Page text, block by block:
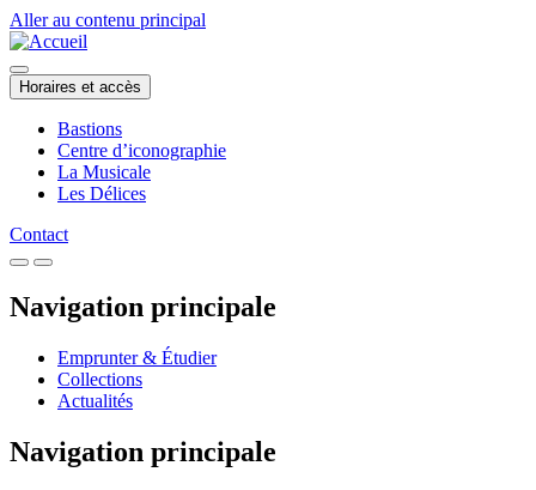
Aller au contenu principal
Horaires et accès
Bastions
Centre d’iconographie
La Musicale
Les Délices
Contact
Navigation principale
Emprunter & Étudier
Collections
Actualités
Navigation principale